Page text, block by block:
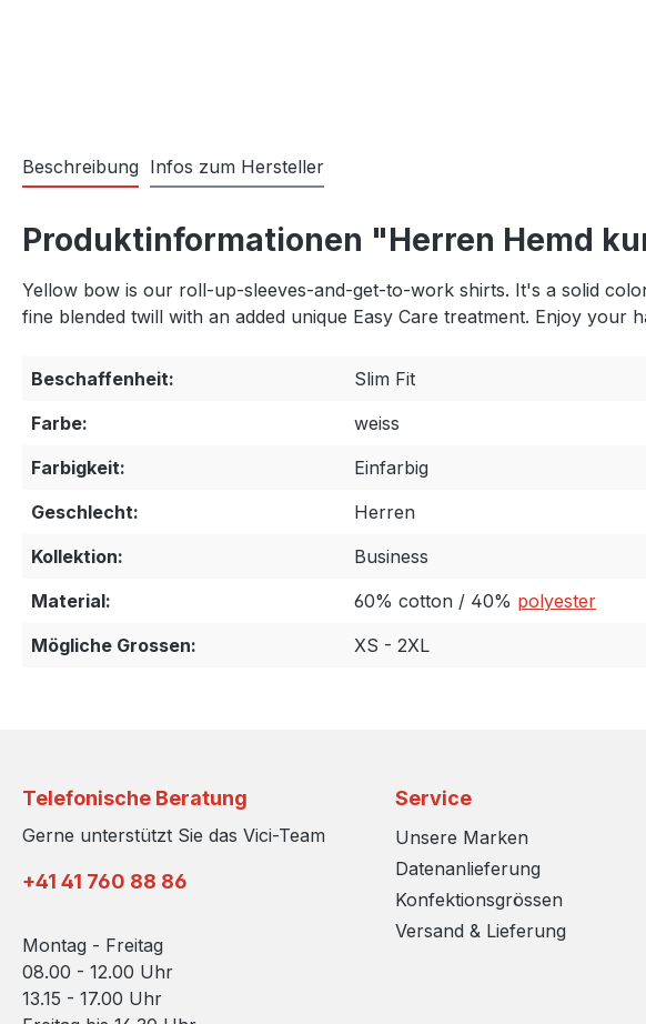
Beschreibung Infos zum Hersteller
Produktinformationen "Herren Hemd
Yellow bow is our roll-up-sleeves-and-get-to-work shirts. It's a solid
fine blended twill with an added unique Easy Care treatment. Enjoy your
Beschaffenheit:
Slim Fit
Farbe:
weiss
Farbigkeit:
Einfarbig
Geschlecht:
Herren
Kollektion:
Business
Material:
60% cotton / 40% polyester
Mögliche Grossen:
XS - 2XL
Telefonische Beratung
Gerne unterstützt Sie das Vici-Team
+41 41 760 88 86
Montag - Freitag
08.00 - 12.00 Uhr
13.15 - 17.00 Uhr
Service
Unsere Marken
Datenanlieferung
Konfektionsgrössen
Versand & Lieferung